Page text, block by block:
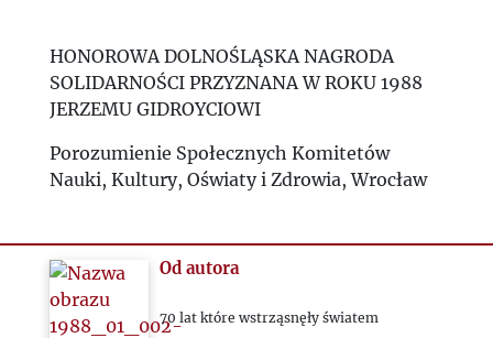
2021
2022
HONOROWA DOLNOŚLĄSKA NAGRODA
SOLIDARNOŚCI PRZYZNANA W ROKU 1988
JERZEMU GIDROYCIOWI
Porozumienie Społecznych Komitetów
Nauki, Kultury, Oświaty i Zdrowia, Wrocław
Od autora
70 lat które wstrząsnęły światem